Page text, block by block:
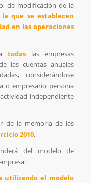
de modificación de la
que se establecen
en las operaciones
todaslas empresas
las cuentas anuales
considerándose
o empresario persona
independiente
de la memoria de las
2010.
del modelo de
utilizando el modelo